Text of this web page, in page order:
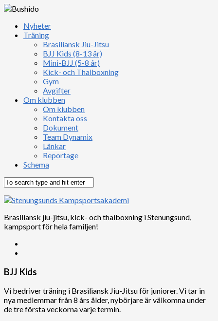
Nyheter
Träning
Brasiliansk Jiu-Jitsu
BJJ Kids (8-13 år)
Mini-BJJ (5-8 år)
Kick- och Thaiboxning
Gym
Avgifter
Om klubben
Om klubben
Kontakta oss
Dokument
Team Dynamix
Länkar
Reportage
Schema
Brasiliansk jiu-jitsu, kick- och thaiboxning i Stenungsund,
kampsport för hela familjen!
BJJ Kids
Vi bedriver träning i Brasiliansk Jiu-Jitsu för juniorer. Vi tar in
nya medlemmar från 8 års ålder, nybörjare är välkomna under
de tre första veckorna varje termin.